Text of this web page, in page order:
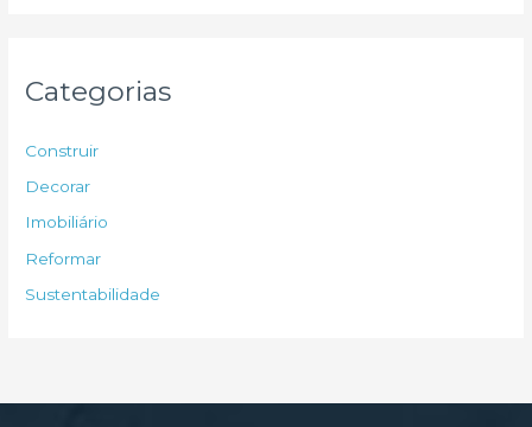
p
o
r
Categorias
Construir
Decorar
Imobiliário
Reformar
Sustentabilidade